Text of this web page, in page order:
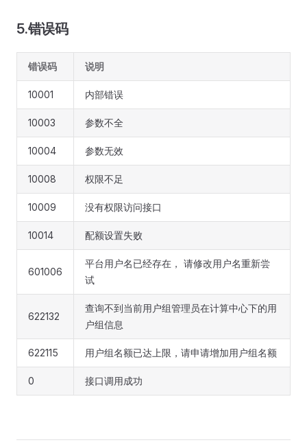
5.错误码
错误码 说明
10001 内部错误
10003 参数不全
10004 参数无效
10008 权限不足
10009 没有权限访问接口
10014 配额设置失败
601006
平台用户名已经存在， 请修改用户名重新尝
试
622132
查询不到当前用户组管理员在计算中心下的用
户组信息
622115 用户组名额已达上限，请申请增加用户组名额
0 接口调用成功